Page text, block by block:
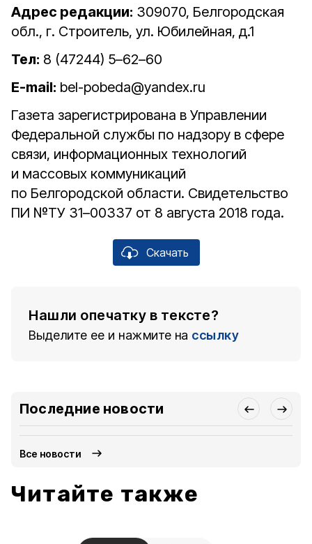
Адрес редакции: 309070, Белгородская
обл., г. Строитель, ул. Юбилейная, д.1
Тел: 8 (47244) 5–62–60
E-mail: bel-pobeda@yandex.ru
Газета зарегистрирована в Управлении
Федеральной службы по надзору в сфере
связи, информационных технологий
и массовых коммуникаций
по Белгородской области. Свидетельство
ПИ №ТУ 31–00337 от 8 августа 2018 года.
Скачать
Нашли опечатку в тексте?
Выделите ее и нажмите на ссылку
Последние новости
Все новости
Читайте также